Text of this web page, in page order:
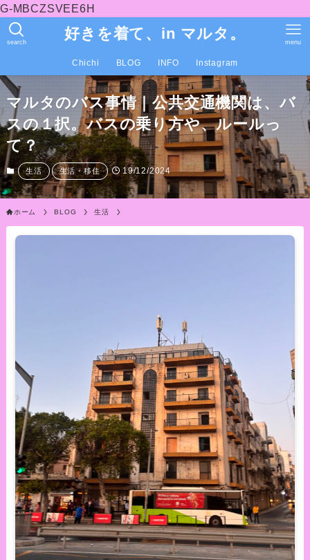
G-MBCZSVEE6H
好きを着て、in マルタ。
search menu
Chichi BLOG INFO Instagram
マルタのバス事情｜公共交通機関は、バ
スの１択。バスの乗り方や、ルールっ
て？
生活 生活・移住 19/12/2024
ホーム BLOG 生活